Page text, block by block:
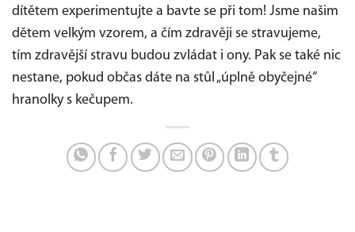
dítětem experimentujte a bavte se při tom! Jsme našim
dětem velkým vzorem, a čím zdravěji se stravujeme,
tím zdravější stravu budou zvládat i ony. Pak se také nic
nestane, pokud občas dáte na stůl „úplně obyčejné“
hranolky s kečupem.